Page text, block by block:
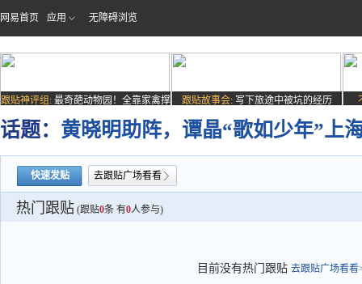
网易首页 应用 无障碍浏览
跟贴神评组: 最奇葩动物园！全靠家禽撑
场子
跟贴故事会: 写下旅途中被坑的经历
话题： 黄晓明助阵，谭晶“歌如少年”上
快速发贴 去跟贴广场看看
热门跟贴 (跟贴0条 有0人参与)
目前没有热门跟贴 去跟贴广场看看